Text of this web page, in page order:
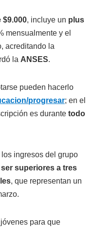
$9.000, incluye un plus
mensualmente y el
acreditando la
la ANSES.
pueden hacerlo
progresar; en el
es durante todo
ingresos del grupo
superiores a tres
, que representan un
para que